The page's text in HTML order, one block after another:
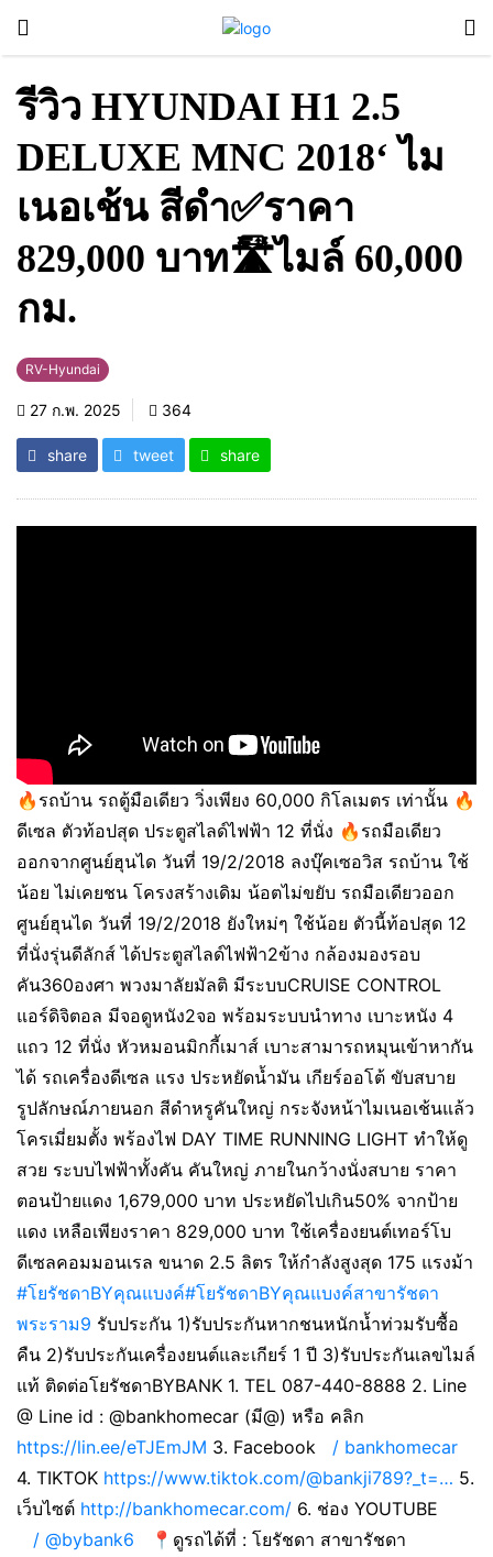
รีวิว HYUNDAI H1 2.5
DELUXE MNC 2018‘ ไม
เนอเช้น สีดำ✅ราคา
829,000 บาท🛣️ไมล์ 60,000
กม.
RV-Hyundai
27 ก.พ. 2025 364
share tweet share
🔥รถบ้าน รถตู้มือเดียว วิ่งเพียง 60,000 กิโลเมตร เท่านั้น 🔥
ดีเซล ตัวท้อปสุด ประตูสไลด์ไฟฟ้า 12 ที่นั่ง 🔥รถมือเดียว
ออกจากศูนย์ฮุนได วันที่ 19/2/2018 ลงบุ๊คเซอวิส รถบ้าน ใช้
น้อย ไม่เคยชน โครงสร้างเดิม น้อตไม่ขยับ รถมือเดียวออก
ศูนย์ฮุนได วันที่ 19/2/2018 ยังใหม่ๆ ใช้น้อย ตัวนี้ท้อปสุด 12
ที่นั่งรุ่นดีลักส์ ได้ประตูสไลด์ไฟฟ้า2ข้าง กล้องมองรอบ
คัน360องศา พวงมาลัยมัลติ มีระบบCRUISE CONTROL
แอร์ดิจิตอล มีจอดูหนัง2จอ พร้อมระบบนำทาง เบาะหนัง 4
แถว 12 ที่นั่ง หัวหมอนมิกกี้เมาส์ เบาะสามารถหมุนเข้าหากัน
ได้ รถเครื่องดีเซล แรง ประหยัดน้ำมัน เกียร์ออโต้ ขับสบาย
รูปลักษณ์ภายนอก สีดำหรูคันใหญ่ กระจังหน้าไมเนอเช้นแล้ว
โครเมี่ยมตั้ง พร้องไฟ DAY TIME RUNNING LIGHT ทำให้ดู
สวย ระบบไฟฟ้าทั้งคัน คันใหญ่ ภายในกว้างนั่งสบาย ราคา
ตอนป้ายแดง 1,679,000 บาท ประหยัดไปเกิน50% จากป้าย
แดง เหลือเพียงราคา 829,000 บาท ใช้เครื่องยนต์เทอร์โบ
ดีเซลคอมมอนเรล ขนาด 2.5 ลิตร ให้กำลังสูงสุด 175 แรงม้า
#โยรัชดาBYคุณแบงค์#โยรัชดาBYคุณแบงค์สาขารัชดา
พระราม9 รับประกัน 1)รับประกันหากชนหนักน้ำท่วมรับซื้อ
คืน 2)รับประกันเครื่องยนต์และเกียร์ 1 ปี 3)รับประกันเลขไมล์
แท้ ติดต่อโยรัชดาBYBANK 1. TEL 087-440-8888 2. Line
@ Line id : @bankhomecar (มี@) หรือ คลิก
https://lin.ee/eTJEmJM 3. Facebook
/ bankhomecar
4. TIKTOK https://www.tiktok.com/@bankji789?_t=… 5.
เว็บไซต์ http://bankhomecar.com/ 6. ช่อง YOUTUBE
/ @bybank6
📍ดูรถได้ที่ : โยรัชดา สาขารัชดา